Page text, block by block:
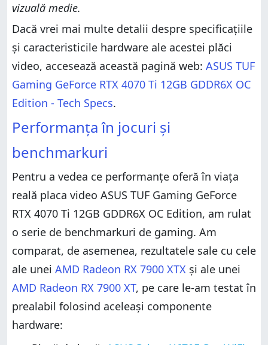
vizuală medie.
Dacă vrei mai multe detalii despre specificațiile
și caracteristicile hardware ale acestei plăci
video, accesează această pagină web: ASUS TUF
Gaming GeForce RTX 4070 Ti 12GB GDDR6X OC
Edition - Tech Specs.
Performanța în jocuri și
benchmarkuri
Pentru a vedea ce performanțe oferă în viața
reală placa video ASUS TUF Gaming GeForce
RTX 4070 Ti 12GB GDDR6X OC Edition, am rulat
o serie de benchmarkuri de gaming. Am
comparat, de asemenea, rezultatele sale cu cele
ale unei AMD Radeon RX 7900 XTX și ale unei
AMD Radeon RX 7900 XT, pe care le-am testat în
prealabil folosind aceleași componente
hardware: